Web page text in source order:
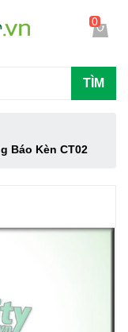
TÌM
0
Báo Kèn CT02